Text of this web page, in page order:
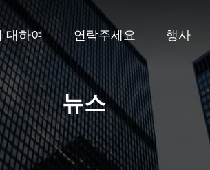
대하여 연락주세요 행사
뉴스